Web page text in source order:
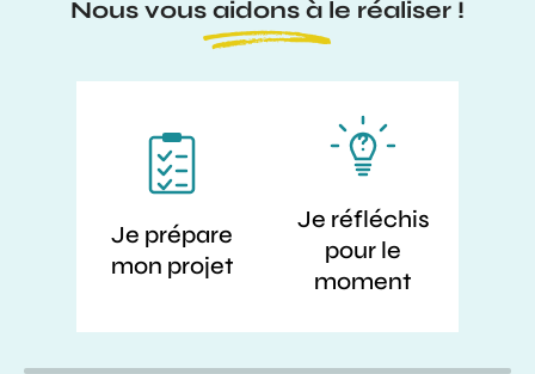
Nous vous aidons à le réaliser !
Je prépare
mon projet
Je réfléchis
pour le
moment